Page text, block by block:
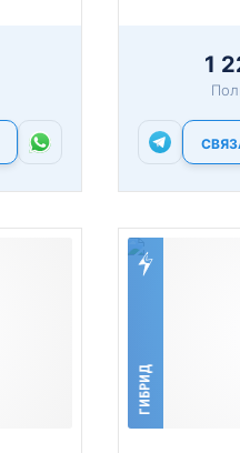
1
ГИБРИД